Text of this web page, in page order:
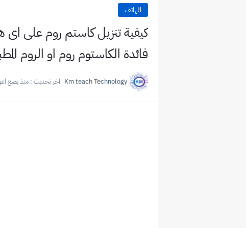
الهاتف
كيفية تنزيل كاستم روم على
فائدة الكاستوم روم او الروم
Km teach Technology اخر تحديث : منذ بضع